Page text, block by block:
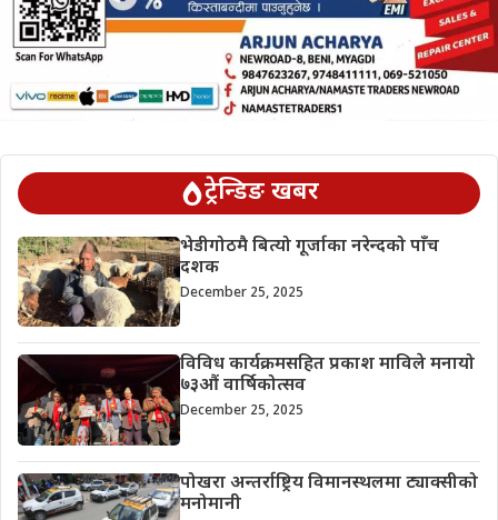
ट्रेन्डिङ खबर
भेडीगोठमै बित्यो गूर्जाका नरेन्दको पाँच
दशक
December 25, 2025
विविध कार्यक्रमसहित प्रकाश माविले मनायो
७३औं वार्षिकोत्सव
December 25, 2025
पोखरा अन्तर्राष्ट्रिय विमानस्थलमा ट्याक्सीको
मनोमानी